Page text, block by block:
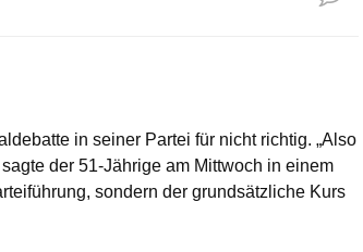
in seiner Partei für nicht richtig. „Also
der 51-Jährige am Mittwoch in einem
sondern der grundsätzliche Kurs